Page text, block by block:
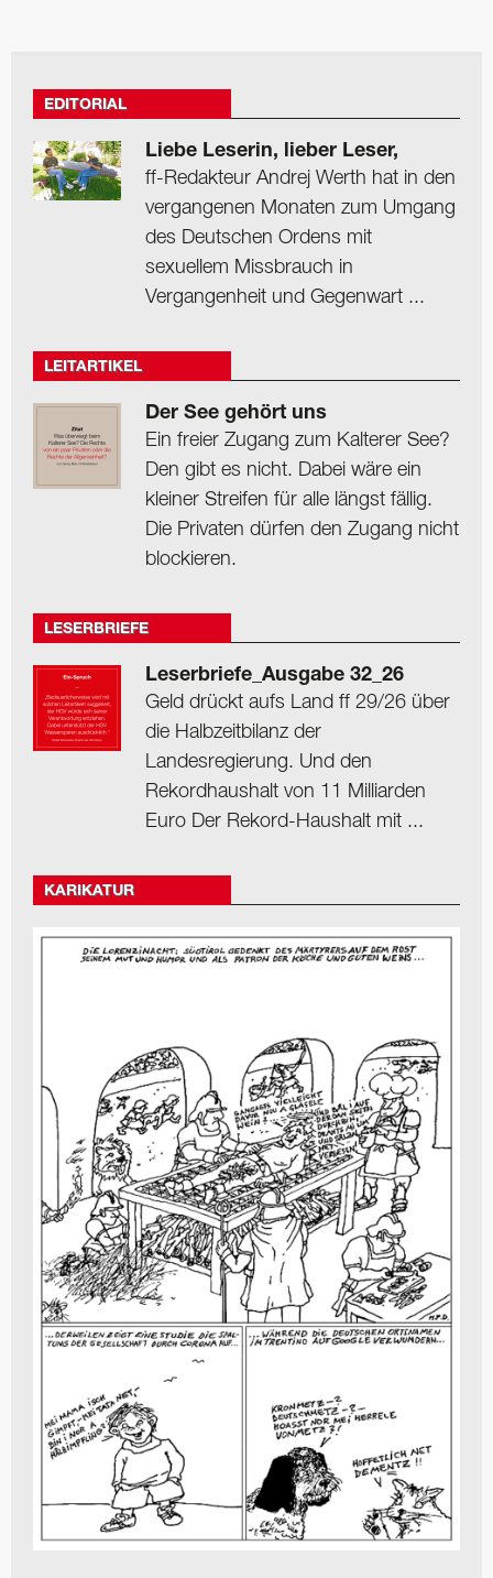
EDITORIAL
Liebe Leserin, lieber Leser,
ff-Redakteur Andrej Werth hat in den
vergangenen Monaten zum Umgang
des Deutschen Ordens mit
sexuellem Missbrauch in
Vergangenheit und Gegenwart ...
LEITARTIKEL
Der See gehört uns
Ein freier Zugang zum Kalterer See?
Den gibt es nicht. Dabei wäre ein
kleiner Streifen für alle längst fällig.
Die Privaten dürfen den Zugang nicht
blockieren.
LESERBRIEFE
Leserbriefe_Ausgabe 32_26
Geld drückt aufs Land ff 29/26 über
die Halbzeitbilanz der
Landesregierung. Und den
Rekordhaushalt von 11 Milliarden
Euro Der Rekord-Haushalt mit ...
KARIKATUR